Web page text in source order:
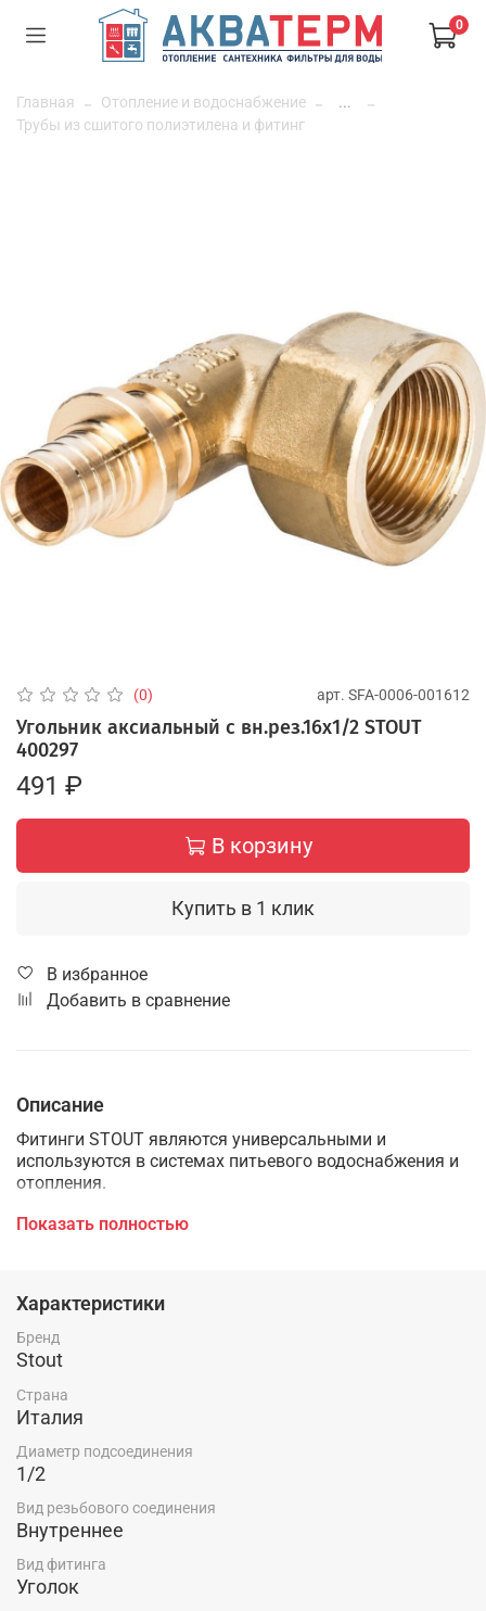
0
Главная Отопление и водоснабжение
...
Трубы из сшитого полиэтилена и фитинг
(0) арт. SFA-0006-001612
Угольник аксиальный с вн.рез.16х1/2 STOUT
400297
491 ₽
В корзину
Купить в 1 клик
В избранное
Добавить в сравнение
Описание
Фитинги STOUT являются универсальными и
используются в системах питьевого водоснабжения и
отопления.
Фитинги выполнены из высококачественной латуни по
Широкая номенклатура фитингов STOUT позволяет
Фитинги STOUT обеспечивают повышенную
надёжность соединений системы, потому что имеют
полный упорный буртик.
Показать полностью
Характеристики
Бренд
Stout
Страна
Италия
Диаметр подсоединения
1/2
Вид резьбового соединения
Внутреннее
Вид фитинга
Уголок